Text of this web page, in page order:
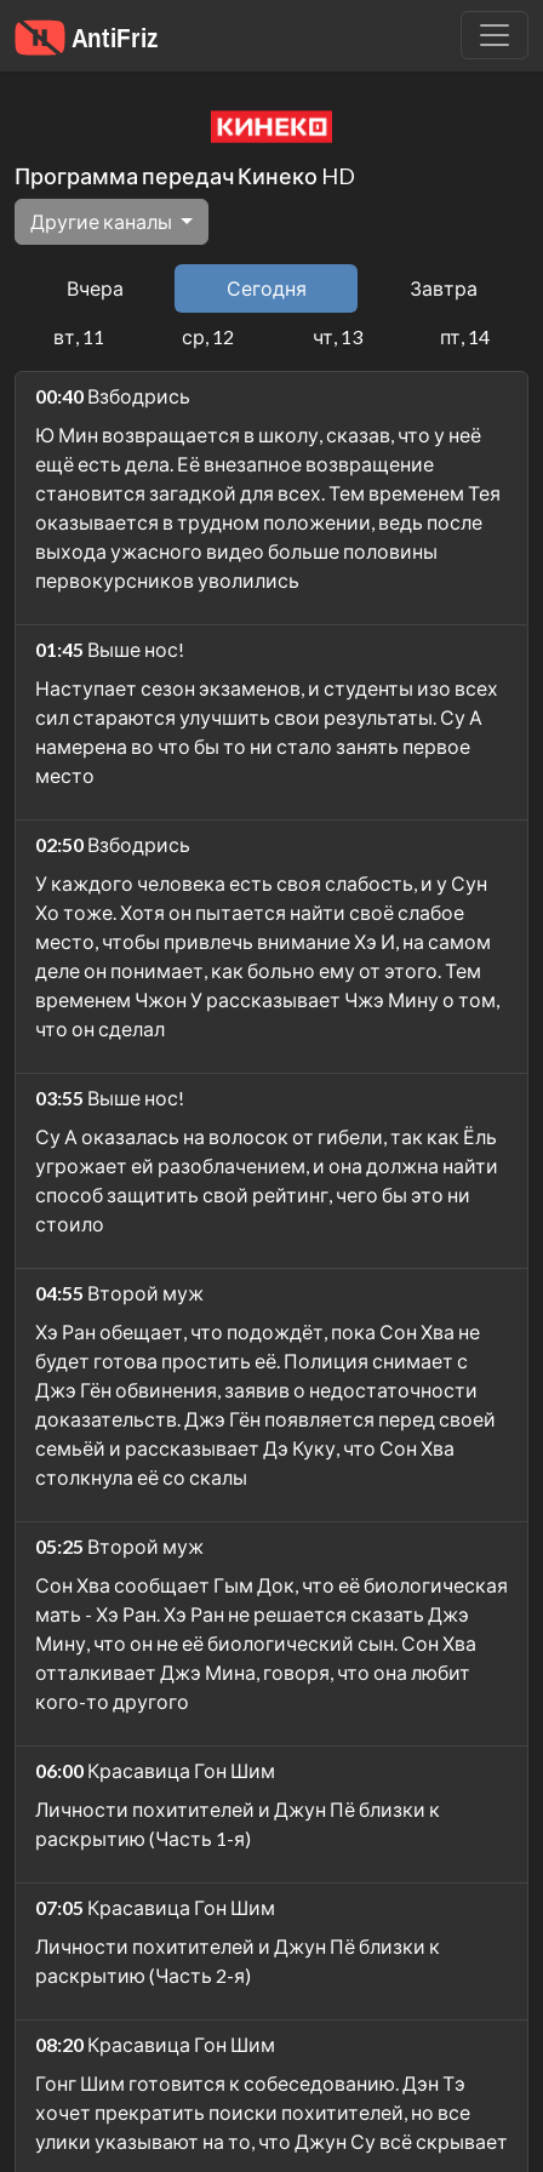
Программа передач Кинеко HD
Другие каналы
Вчера Сегодня Завтра
вт, 11 ср, 12 чт, 13 пт, 14
00:40 Взбодрись
Ю Мин возвращается в школу, сказав, что у неё
ещё есть дела. Её внезапное возвращение
становится загадкой для всех. Тем временем Тея
оказывается в трудном положении, ведь после
выхода ужасного видео больше половины
первокурсников уволились
01:45 Выше нос!
Наступает сезон экзаменов, и студенты изо всех
сил стараются улучшить свои результаты. Су А
намерена во что бы то ни стало занять первое
место
02:50 Взбодрись
У каждого человека есть своя слабость, и у Сун
Хо тоже. Хотя он пытается найти своё слабое
место, чтобы привлечь внимание Хэ И, на самом
деле он понимает, как больно ему от этого. Тем
временем Чжон У рассказывает Чжэ Мину о том,
что он сделал
03:55 Выше нос!
Су А оказалась на волосок от гибели, так как Ёль
угрожает ей разоблачением, и она должна найти
способ защитить свой рейтинг, чего бы это ни
стоило
04:55 Второй муж
Хэ Ран обещает, что подождёт, пока Сон Хва не
будет готова простить её. Полиция снимает с
Джэ Гён обвинения, заявив о недостаточности
доказательств. Джэ Гён появляется перед своей
семьёй и рассказывает Дэ Куку, что Сон Хва
столкнула её со скалы
05:25 Второй муж
Сон Хва сообщает Гым Док, что её биологическая
мать - Хэ Ран. Хэ Ран не решается сказать Джэ
Мину, что он не её биологический сын. Сон Хва
отталкивает Джэ Мина, говоря, что она любит
кого-то другого
06:00 Красавица Гон Шим
Личности похитителей и Джун Пё близки к
раскрытию (Часть 1-я)
07:05 Красавица Гон Шим
Личности похитителей и Джун Пё близки к
раскрытию (Часть 2-я)
08:20 Красавица Гон Шим
Гонг Шим готовится к собеседованию. Дэн Тэ
хочет прекратить поиски похитителей, но все
улики указывают на то, что Джун Су всё скрывает